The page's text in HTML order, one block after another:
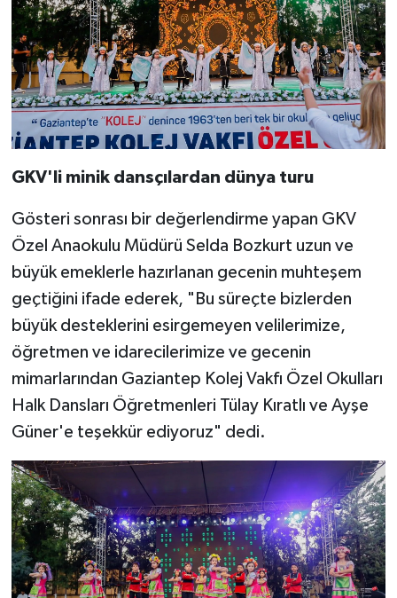
GKV'li minik dansçılardan dünya turu
Gösteri sonrası bir değerlendirme yapan GKV
Özel Anaokulu Müdürü Selda Bozkurt uzun ve
büyük emeklerle hazırlanan gecenin muhteşem
geçtiğini ifade ederek, "Bu süreçte bizlerden
büyük desteklerini esirgemeyen velilerimize,
öğretmen ve idarecilerimize ve gecenin
mimarlarından Gaziantep Kolej Vakfı Özel Okulları
Halk Dansları Öğretmenleri Tülay Kıratlı ve Ayşe
Güner'e teşekkür ediyoruz" dedi.